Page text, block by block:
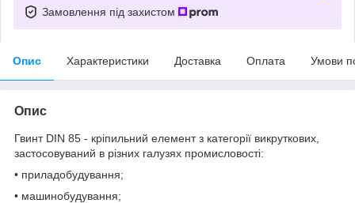
Замовлення під захистом
Опис Характеристики Доставка Оплата Умови
Опис
Гвинт DIN 85 - кріпильний елемент з категорії викруткових,
застосовуваний в різних галузях промисловості:
• приладобудування;
• машинобудування;